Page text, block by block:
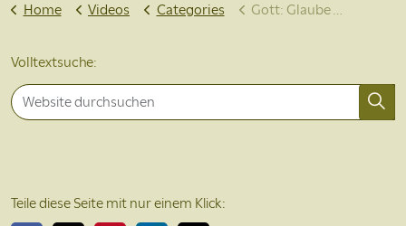
Home Videos Categories Gott: Glaube & Zweifel
Volltextsuche:
Teile diese Seite mit nur einem Klick: